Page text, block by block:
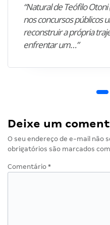
“Natural de Teófilo
nos concursos públicos
reconstruir a própria
enfrentar um…”
Deixe um
O seu endereço de e-mail não
obrigatórios são marcados com
Comentário *